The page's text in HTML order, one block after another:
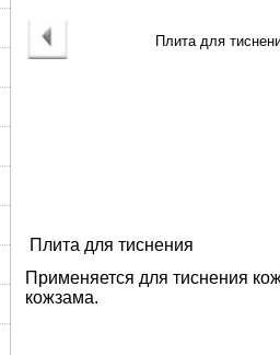
Плита для тиснения
Применяется для тиснения
кожзама.